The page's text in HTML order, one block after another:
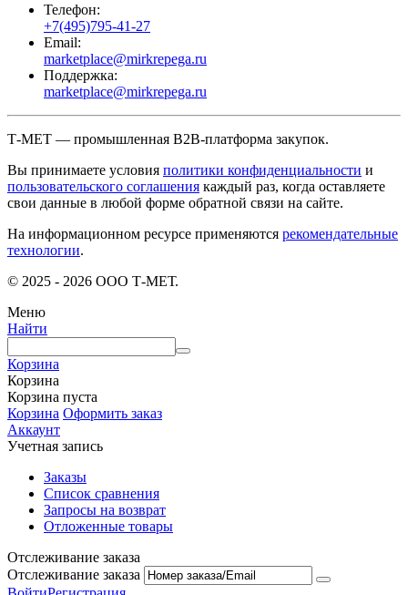
Телефон:
+7(495)795-41-27
Email:
marketplace@mirkrepega.ru
Поддержка:
marketplace@mirkrepega.ru
Т-МЕТ — промышленная B2B-платформа закупок.
Вы принимаете условия политики конфиденциальности и
пользовательского соглашения каждый раз, когда оставляете
свои данные в любой форме обратной связи на сайте.
На информационном ресурсе применяются рекомендательные
технологии.
© 2025 - 2026 ООО Т-МЕТ.
Меню
Найти
Корзина
Корзина
Корзина пуста
Корзина Оформить заказ
Аккаунт
Учетная запись
Заказы
Список сравнения
Запросы на возврат
Отложенные товары
Отслеживание заказа
Отслеживание заказа